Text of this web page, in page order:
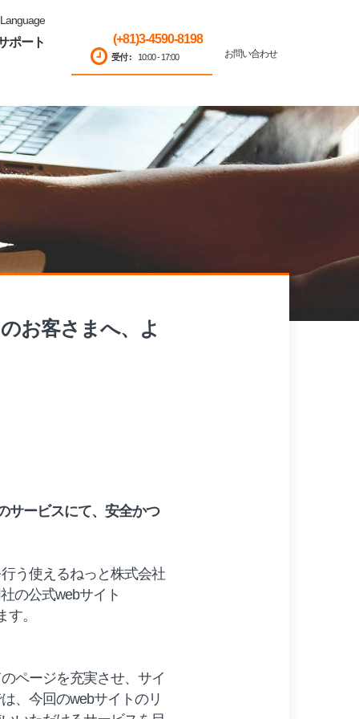
Language
ポート (+81)3-4590-8198
受付 : 10:00 - 17:00 お問い合わせ
お客さまへ、よ
サービスにて、安全かつ
う使えるねっと株式会社
の公式webサイト
。
ページを充実させ、サイ
、今回のwebサイトのリ